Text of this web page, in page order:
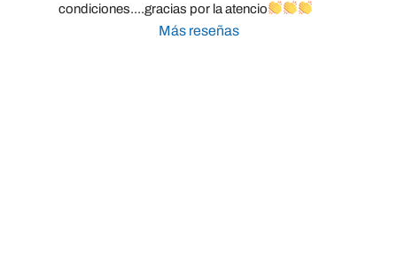
condiciones....gracias por la atencio
Más reseñas